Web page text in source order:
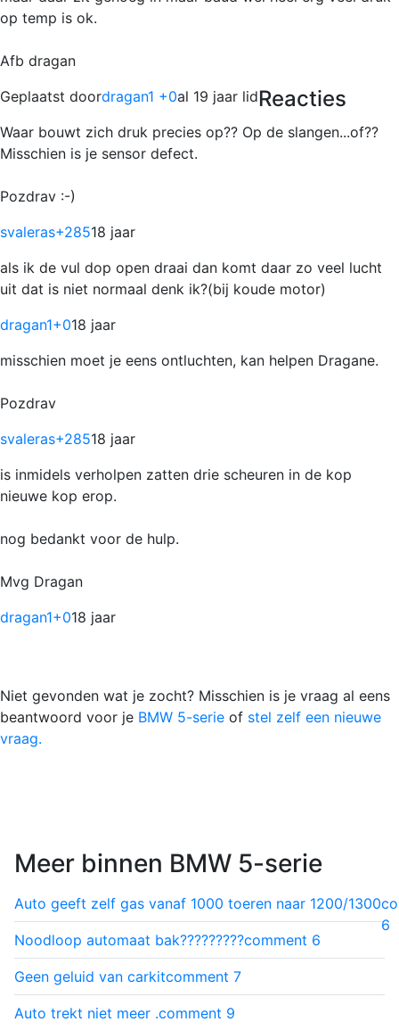
op temp is ok.
Afb dragan
Geplaatst doordragan1 +0al 19 jaar lidReacties
Waar bouwt zich druk precies op?? Op de slangen...of??
Misschien is je sensor defect.
Pozdrav :-)
svaleras+28518 jaar
als ik de vul dop open draai dan komt daar zo veel lucht
uit dat is niet normaal denk ik?(bij koude motor)
dragan1+018 jaar
misschien moet je eens ontluchten, kan helpen Dragane.
Pozdrav
svaleras+28518 jaar
is inmidels verholpen zatten drie scheuren in de kop
nieuwe kop erop.
nog bedankt voor de hulp.
Mvg Dragan
dragan1+018 jaar
Niet gevonden wat je zocht? Misschien is je vraag al eens
beantwoord voor je BMW 5-serie of stel zelf een nieuwe
vraag.
Meer binnen BMW 5-serie
Auto geeft zelf gas vanaf 1000 toeren naar 1200/1300
6
Noodloop automaat bak?????????comment 6
Geen geluid van carkitcomment 7
Auto trekt niet meer .comment 9